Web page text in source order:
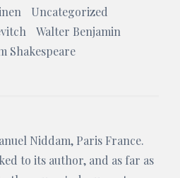
Uncategorized
Walter Benjamin
Shakespeare
Niddam, Paris France.
to its author, and as far as